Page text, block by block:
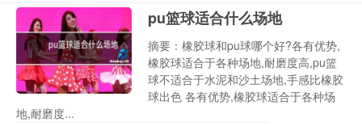
pu篮球适合什么场地
摘要：橡胶球和pu球哪个好?各有优势,
橡胶球适合于各种场地,耐磨度高,pu篮
球不适合于水泥和沙土场地,手感比橡胶
球出色 各有优势,橡胶球适合于各种场
地,耐磨度...